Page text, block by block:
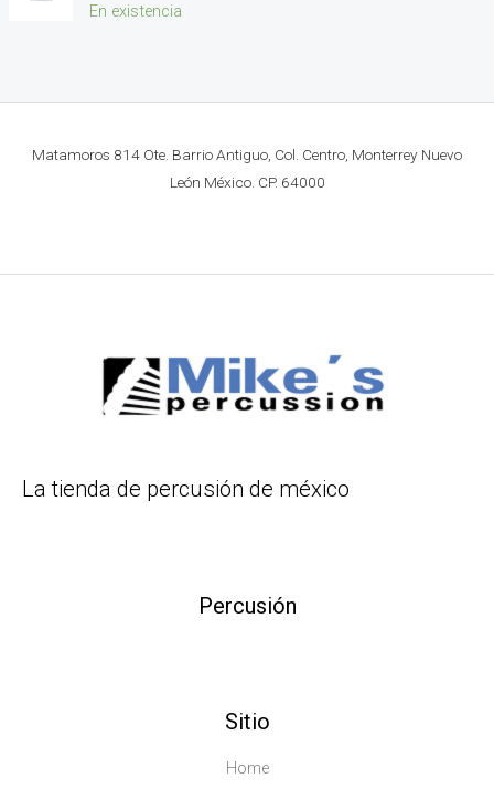
En existencia
Matamoros 814 Ote. Barrio Antiguo, Col. Centro, Monterrey Nuevo
León México. CP. 64000
La tienda de percusión de méxico
Percusión
Sitio
Home